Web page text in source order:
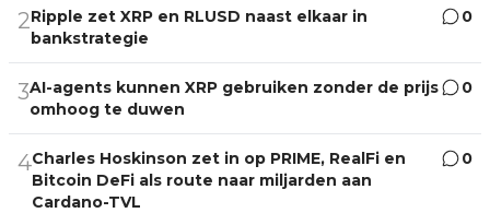
2Ripple zet XRP en RLUSD naast elkaar in
bankstrategie
0
3AI-agents kunnen XRP gebruiken zonder de prijs
omhoog te duwen
0
4Charles Hoskinson zet in op PRIME, RealFi en
Bitcoin DeFi als route naar miljarden aan
Cardano-TVL
0